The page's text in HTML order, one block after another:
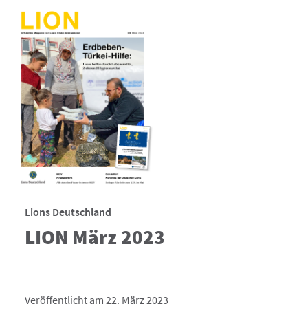
Lions Deutschland
LION März 2023
Veröffentlicht am 22. März 2023